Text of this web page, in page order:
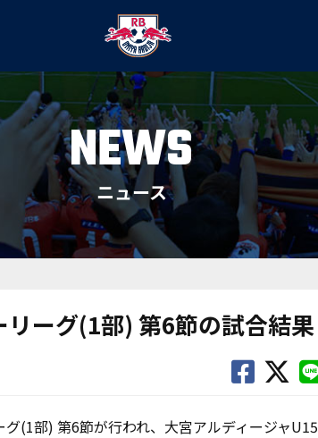
NEWS
ニュース
ーグ(1部) 第6節の試合結果
(1部) 第6節が行われ、大宮アルディージャU15